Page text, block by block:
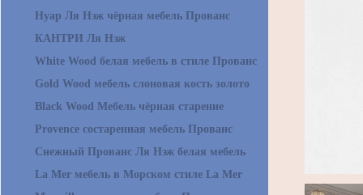
Нуар Ля Нэж чёрная мебель Прованс
КАНТРИ Ля Нэж
White Wood белая мебель в стиле Прованс
Gold Wood мебель слоновая кость золото
Black Wood Мебель чёрная старение
Provence состаренная мебель Прованс
Снежный Прованс Ля Нэж белая мебель
La Mer мебель в Морском стиле La Mer